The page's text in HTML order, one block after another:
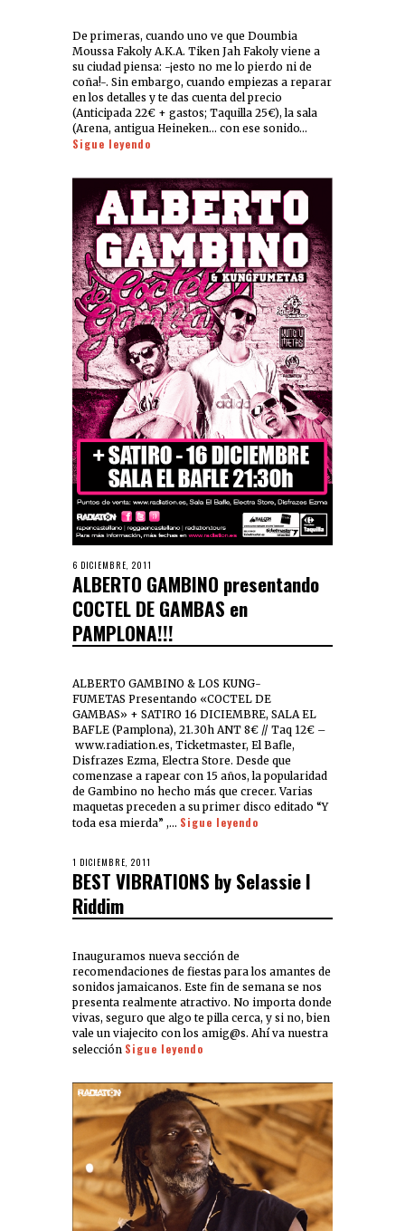
De primeras, cuando uno ve que Doumbia
Moussa Fakoly A.K.A. Tiken Jah Fakoly viene a
su ciudad piensa: -¡esto no me lo pierdo ni de
coña!-. Sin embargo, cuando empiezas a reparar
en los detalles y te das cuenta del precio
(Anticipada 22€ + gastos; Taquilla 25€), la sala
(Arena, antigua Heineken… con ese sonido…
Sigue leyendo
6 DICIEMBRE, 2011
ALBERTO GAMBINO presentando
COCTEL DE GAMBAS en
PAMPLONA!!!
ALBERTO GAMBINO & LOS KUNG-
FUMETAS Presentando «COCTEL DE
GAMBAS» + SATIRO 16 DICIEMBRE, SALA EL
BAFLE (Pamplona), 21.30h ANT 8€ // Taq 12€ –
www.radiation.es, Ticketmaster, El Bafle,
Disfrazes Ezma, Electra Store. Desde que
comenzase a rapear con 15 años, la popularidad
de Gambino no hecho más que crecer. Varias
maquetas preceden a su primer disco editado “Y
toda esa mierda” ,… Sigue leyendo
1 DICIEMBRE, 2011
BEST VIBRATIONS by Selassie I
Riddim
Inauguramos nueva sección de
recomendaciones de fiestas para los amantes de
sonidos jamaicanos. Este fin de semana se nos
presenta realmente atractivo. No importa donde
vivas, seguro que algo te pilla cerca, y si no, bien
vale un viajecito con los amig@s. Ahí va nuestra
selección Sigue leyendo